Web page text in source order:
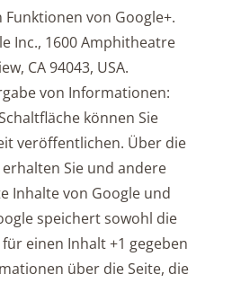
von Google+.
Inc., 1600 Amphitheatre
CA 94043, USA.
von Informationen:
können Sie
veröffentlichen. Über die
Sie und andere
Inhalte von Google und
speichert sowohl die
einen Inhalt +1 gegeben
über die Seite, die